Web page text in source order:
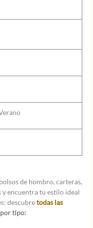
de hombro, carteras,
encuentra tu estilo ideal
descubretodas las
tipo: